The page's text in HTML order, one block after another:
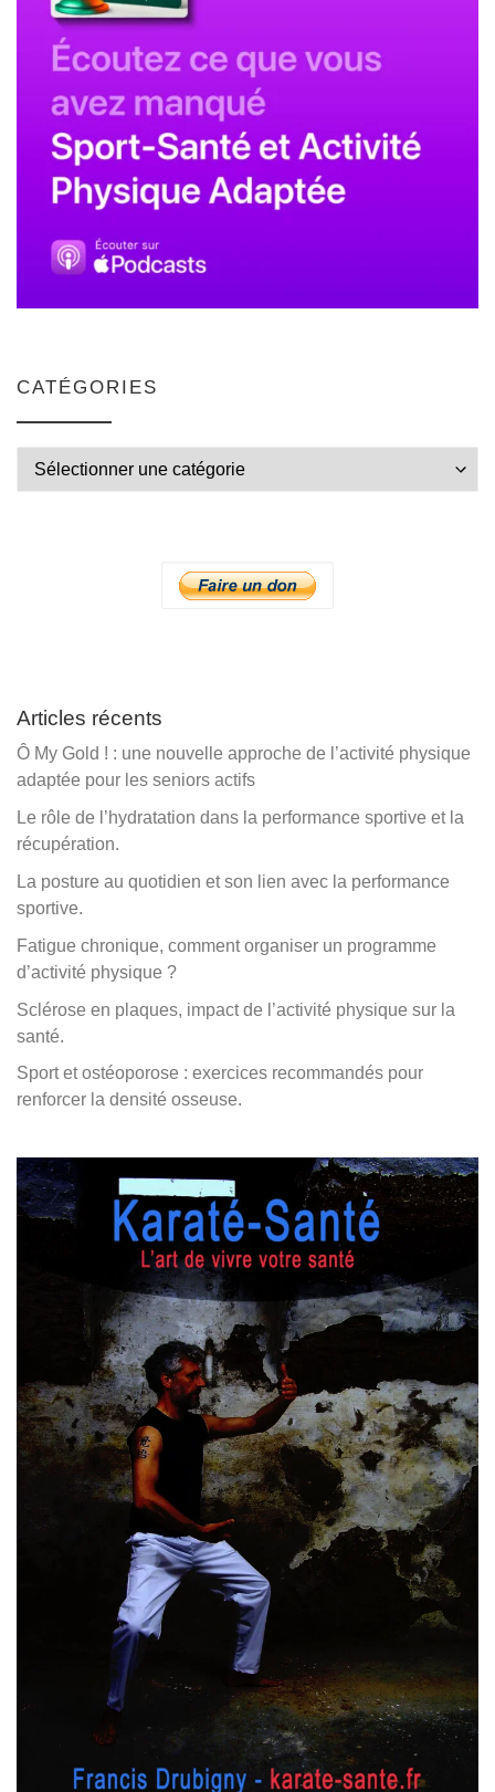
CATÉGORIES
Catégories
Articles récents
Ô My Gold ! : une nouvelle approche de l’activité physique
adaptée pour les seniors actifs
Le rôle de l’hydratation dans la performance sportive et la
récupération.
La posture au quotidien et son lien avec la performance
sportive.
Fatigue chronique, comment organiser un programme
d’activité physique ?
Sclérose en plaques, impact de l’activité physique sur la
santé.
Sport et ostéoporose : exercices recommandés pour
renforcer la densité osseuse.